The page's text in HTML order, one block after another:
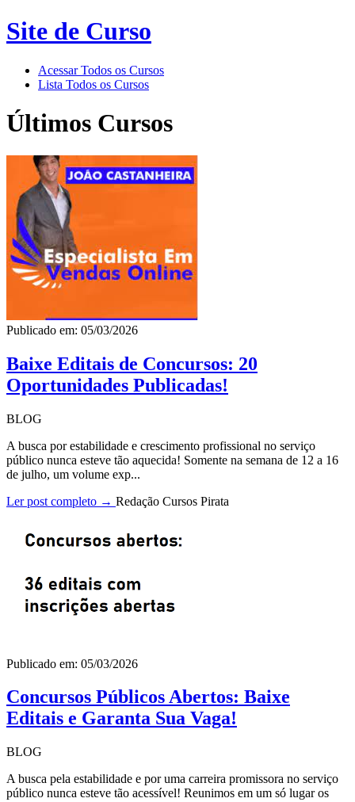
Site de Curso
Acessar Todos os Cursos
Lista Todos os Cursos
Últimos Cursos
Publicado em: 05/03/2026
Baixe Editais de Concursos: 20
Oportunidades Publicadas!
BLOG
A busca por estabilidade e crescimento profissional no serviço
público nunca esteve tão aquecida! Somente na semana de 12 a 16
de julho, um volume exp...
Ler post completo → Redação Cursos Pirata
Publicado em: 05/03/2026
Concursos Públicos Abertos: Baixe
Editais e Garanta Sua Vaga!
BLOG
A busca pela estabilidade e por uma carreira promissora no serviço
público nunca esteve tão acessível! Reunimos em um só lugar os